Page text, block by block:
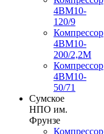
4ВМ10-
120/9
Компрессор
4ВМ10-
200/2,2М
Компрессор
4ВМ10-
50/71
Сумское
НПО им.
Фрунзе
Компрессор